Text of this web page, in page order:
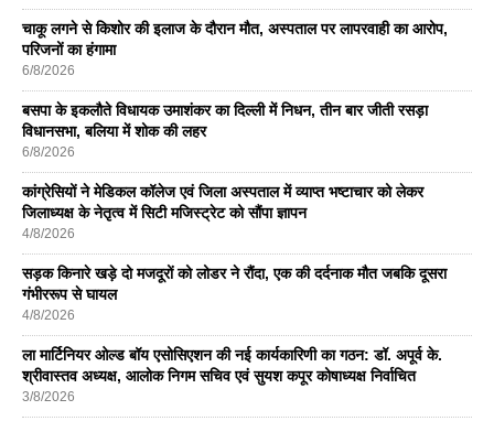
चाकू लगने से किशोर की इलाज के दौरान मौत, अस्पताल पर लापरवाही का आरोप,
परिजनों का हंगामा
6/8/2026
बसपा के इकलाैते विधायक उमाशंकर का दिल्ली में निधन, तीन बार जीती रसड़ा
विधानसभा, बलिया में शोक की लहर
6/8/2026
कांग्रेसियों ने मेडिकल कॉलेज एवं जिला अस्पताल में व्याप्त भष्टाचार को लेकर
जिलाध्यक्ष के नेतृत्व में सिटी मजिस्ट्रेट को सौंपा ज्ञापन
4/8/2026
सड़क किनारे खड़े दो मजदूरों को लोडर ने रौंदा, एक की दर्दनाक मौत जबकि दूसरा
गंभीररूप से घायल
4/8/2026
ला मार्टिनियर ओल्ड बॉय एसोसिएशन की नई कार्यकारिणी का गठन: डॉ. अपूर्व के.
श्रीवास्तव अध्यक्ष, आलोक निगम सचिव एवं सुयश कपूर कोषाध्यक्ष निर्वाचित
3/8/2026